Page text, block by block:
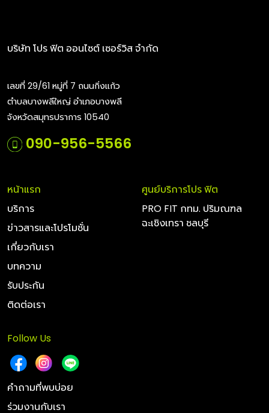
บริษัท โปร ฟิต ออนไซต์ เซอร์วิส จำกัด
เลขที่ 29/61 หมู่ที่ 7 ถนนกิ่งแก้ว
ตำบลบางพลีใหญ่ อำเภอบางพลี
จังหวัดสมุทรปราการ 10540
090-956-5566
หน้าแรก
บริการ
ข่าวสารและโปรโมชั่น
เกี่ยวกับเรา
บทความ
รับประกัน
ติดต่อเรา
ศูนย์บริการโปร ฟิต
PRO FIT กทม. ปริมณฑล
ฉะเชิงเทรา ชลบุรี
Follow Us
คำถามที่พบบ่อย
ร่วมงานกับเรา